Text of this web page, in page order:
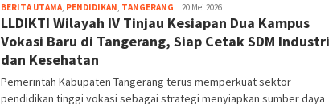
BERITA UTAMA, PENDIDIKAN, TANGERANG bg-
admin
20 Mei 2026
LLDIKTI Wilayah IV Tinjau Kesiapan Dua Kampus
Vokasi Baru di Tangerang, Siap Cetak SDM Industri
dan Kesehatan
Pemerintah Kabupaten Tangerang terus memperkuat sektor
pendidikan tinggi vokasi sebagai strategi menyiapkan sumber daya